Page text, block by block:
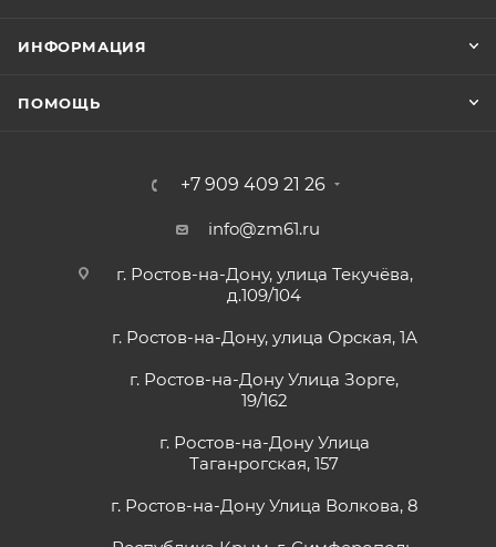
ИНФОРМАЦИЯ
ПОМОЩЬ
+7 909 409 21 26
info@zm61.ru
г. Ростов-на-Дону, улица Текучёва,
д.109/104
г. Ростов-на-Дону, улица Орская, 1А
г. Ростов-на-Дону Улица Зорге,
19/162
г. Ростов-на-Дону Улица
Таганрогская, 157
г. Ростов-на-Дону Улица Волкова, 8